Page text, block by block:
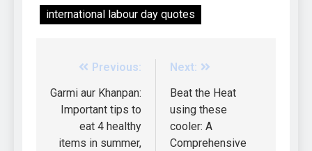
international labour day quotes
Previous:
Garmi aur Khanpan:
Important tips to
eat 4 healthy
items in summer,
Next:
Beat the Heat
using these
cooler: A
Comprehensive